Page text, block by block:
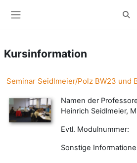
Kursinformation
Seminar Seidlmeier/Polz BW23 und
Namen der
Heinrich Seidlmeier,
Evtl. Modulnummer:
Sonstige